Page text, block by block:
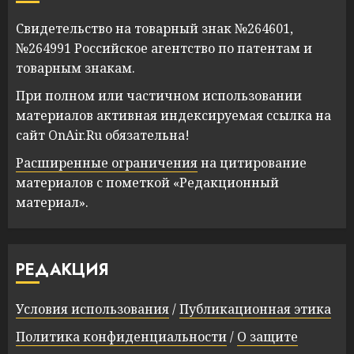
Свидетельство на товарный знак №264601,
№264991 Российское агентство по патентам и
товарным знакам.
При полном или частичном использовании
материалов активная индексируемая ссылка на
сайт OnAir.Ru обязательна!
Расширенные ограниченияна цитирование
материалов с пометкой «Редакционный
материал».
РЕДАКЦИЯ
Условия использования/Публикационная этика
Политика конфиденциальности/ О защите